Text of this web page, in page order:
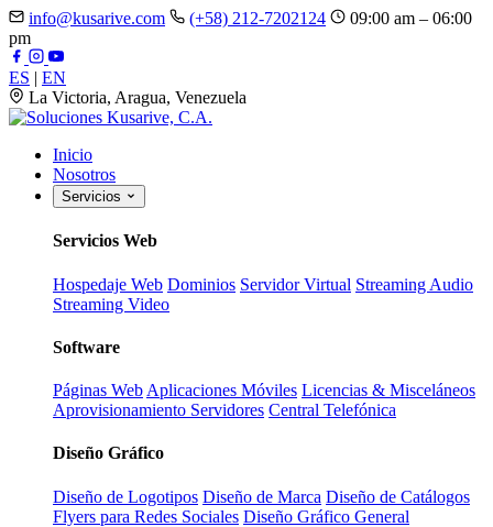
info@kusarive.com (+58) 212-7202124
09:00 am – 06:00
pm
ES | EN
La Victoria, Aragua, Venezuela
Inicio
Nosotros
Servicios
Servicios Web
Hospedaje Web Dominios Servidor Virtual Streaming Audio
Streaming Video
Software
Páginas Web Aplicaciones Móviles Licencias & Misceláneos
Aprovisionamiento Servidores Central Telefónica
Diseño Gráfico
Diseño de Logotipos Diseño de Marca Diseño de Catálogos
Flyers para Redes Sociales Diseño Gráfico General